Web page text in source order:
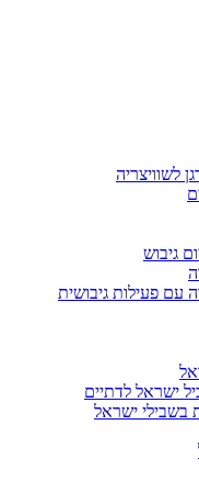
לשוויצריה
גיבוש
עם פעילות גיבושית
ישראל לדתיים
בשבילי ישראל